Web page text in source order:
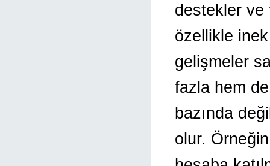
destekler ve
özellikle
gelişmeler
fazla hem
bazında
olur.